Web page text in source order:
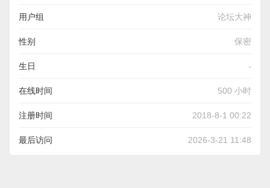
用户组 论坛大神
性别 保密
生日 -
在线时间 500 小时
注册时间 2018-8-1 00:22
最后访问 2026-3-21 11:48